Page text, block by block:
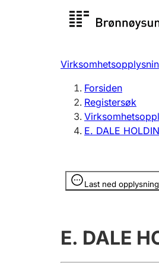
Registersøk
Registrere, endre,
Forsiden
Registersøk
E. DALE
Last ned
Opplysninger er skjult
E. DALE